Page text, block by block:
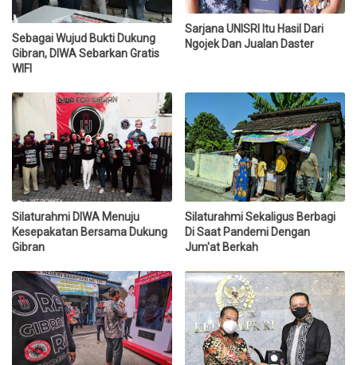
Sebagai Wujud Bukti Dukung
Gibran, DIWA Sebarkan Gratis
WIFI
Sarjana UNISRI Itu Hasil Dari
Ngojek Dan Jualan Daster
Silaturahmi DIWA Menuju
Kesepakatan Bersama Dukung
Gibran
Silaturahmi Sekaligus Berbagi
Di Saat Pandemi Dengan
Jum'at Berkah